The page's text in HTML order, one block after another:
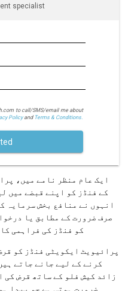
specialist
to call/SMS/email me about
Policyand Terms & Conditions.
ایک عام منظر نامے میں،
کے فنڈز کو اپنے قبضے میں
انہوں نے منافع بخش سرمایہ
صرف ضرورت کے مطابق یا
کو فنڈز کی فراہمی
پرائیویٹ ایکویٹی فنڈز کو
کرنے کے لیے جانے جاتے
زائد کیش فلو کے ساتھ قرض کی
ضرورت ہوتی ہے جو پیدا